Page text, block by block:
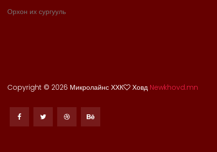
Орхон их сургууль
Copyright © 2026 Микролайнс ХХК Ховд Newkhovd.mn